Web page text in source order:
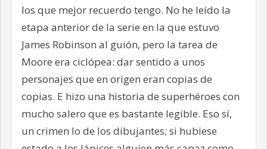
los que mejor recuerdo tengo. No he leído la
etapa anterior de la serie en la que estuvo
James Robinson al guión, pero la tarea de
Moore era ciclópea: dar sentido a unos
personajes que en origen eran copias de
copias. E hizo una historia de superhéroes con
mucho salero que es bastante legible. Eso sí,
un crimen lo de los dibujantes; si hubiese